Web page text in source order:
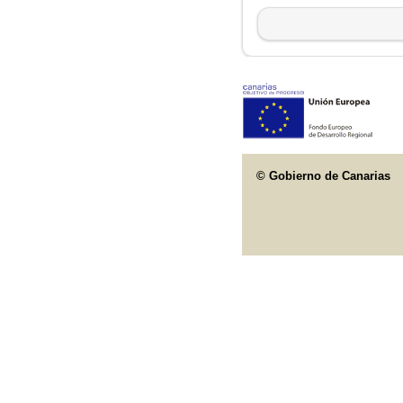
© Gobierno de Canarias